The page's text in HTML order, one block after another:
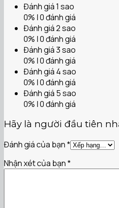
Đánh giá 1 sao
0% | 0 đánh giá
Đánh giá 2 sao
0% | 0 đánh giá
Đánh giá 3 sao
0% | 0 đánh giá
Đánh giá 4 sao
0% | 0 đánh giá
Đánh giá 5 sao
0% | 0 đánh giá
Hãy là người đầu tiên
Đánh giá của bạn*
Nhận xét của bạn*